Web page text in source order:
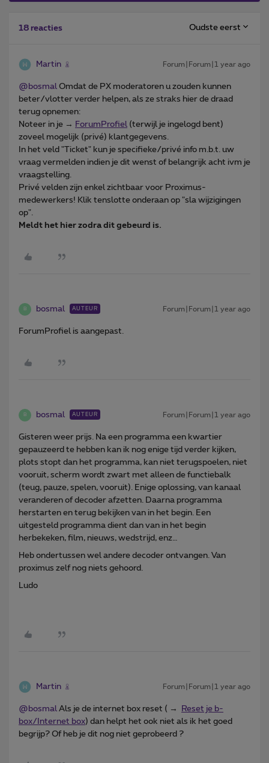
18 reacties Oudste eerst
Martin Forum|Forum|1 year ago
@bosmal Omdat de PX moderatoren u zouden kunnen
beter/vlotter verder helpen, als ze straks hier de draad
terug opnemen:
Noteer in je → ForumProfiel (terwijl je ingelogd bent)
zoveel mogelijk (privé) klantgegevens.
In het veld "Ticket" kun je specifieke/privé info m.b.t. uw
vraag vermelden indien je dit wenst of belangrijk acht ivm je
vraagstelling.
Privé velden zijn enkel zichtbaar voor Proximus-
medewerkers! Klik tenslotte onderaan op "sla wijzigingen
op".
Meldt het hier zodra dit gebeurd is.
B bosmal AUTEUR Forum|Forum|1 year ago
ForumProfiel is aangepast.
B bosmal AUTEUR Forum|Forum|1 year ago
Gisteren weer prijs. Na een programma een kwartier
gepauzeerd te hebben kan ik nog enige tijd verder kijken,
plots stopt dan het programma, kan niet terugspoelen, niet
vooruit, scherm wordt zwart met alleen de functiebalk
(teug, pauze, spelen, vooruit). Enige oplossing, van kanaal
veranderen of decoder afzetten. Daarna programma
herstarten en terug bekijken van in het begin. Een
uitgesteld programma dient dan van in het begin
herbekeken, film, nieuws, wedstrijd, enz…
Heb ondertussen wel andere decoder ontvangen. Van
proximus zelf nog niets gehoord.
Ludo
Martin Forum|Forum|1 year ago
@bosmal Als je de internet box reset ( →
Reset je b-
box/Internet box) dan helpt het ook niet als ik het goed
begrijp? Of heb je dit nog niet geprobeerd ?